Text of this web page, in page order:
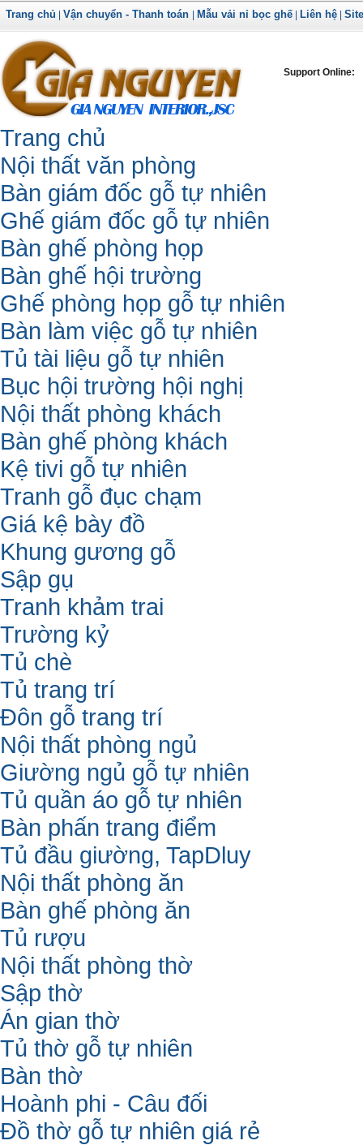
Trang chủ Vận chuyển - Thanh toán Mẫu vải nỉ bọc ghế| Liên hệ|
Support Online:
Trang chủ
Nội thất văn phòng
Bàn giám đốc gỗ tự nhiên
Ghế giám đốc gỗ tự nhiên
Bàn ghế phòng họp
Bàn ghế hội trường
Ghế phòng họp gỗ tự nhiên
Bàn làm việc gỗ tự nhiên
Tủ tài liệu gỗ tự nhiên
Bục hội trường hội nghị
Nội thất phòng khách
Bàn ghế phòng khách
Kệ tivi gỗ tự nhiên
Tranh gỗ đục chạm
Giá kệ bày đồ
Khung gương gỗ
Sập gụ
Tranh khảm trai
Trường kỷ
Tủ chè
Tủ trang trí
Đôn gỗ trang trí
Nội thất phòng ngủ
Giường ngủ gỗ tự nhiên
Tủ quần áo gỗ tự nhiên
Bàn phấn trang điểm
Tủ đầu giường, TapDluy
Nội thất phòng ăn
Bàn ghế phòng ăn
Tủ rượu
Nội thất phòng thờ
Sập thờ
Án gian thờ
Tủ thờ gỗ tự nhiên
Bàn thờ
Hoành phi - Câu đối
Đồ thờ gỗ tự nhiên giá rẻ